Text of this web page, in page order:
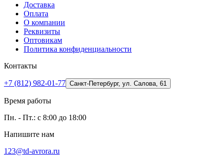
Доставка
Оплата
О компании
Реквизиты
Оптовикам
Политика конфиденциальности
Контакты
+7 (812) 982-01-77 Санкт-Петербург, ул. Салова, 61
Время работы
Пн. - Пт.: с 8:00 до 18:00
Напишите нам
123@td-avrora.ru